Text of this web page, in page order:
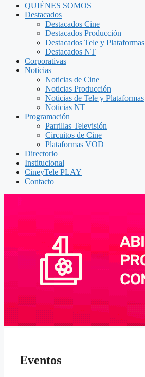
QUIÉNES SOMOS
Destacados
Destacados Cine
Destacados Producción
Destacados Tele y Plataformas
Destacados NT
Corporativas
Noticias
Noticias de Cine
Noticias Producción
Noticias de Tele y Plataformas
Noticias NT
Programación
Parrillas Televisión
Circuitos de Cine
Plataformas VOD
Directorio
Institucional
CineyTele PLAY
Contacto
Eventos